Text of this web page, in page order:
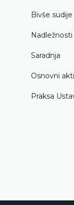
Bivše sudije
Nadležnosti
Saradnja
Osnovni akti
Praksa